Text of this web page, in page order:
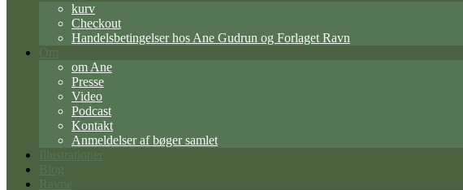
kurv
Checkout
Handelsbetingelser hos Ane Gudrun og Forlaget Ravn
Om
om Ane
Presse
Video
Podcast
Kontakt
Anmeldelser af bøger samlet